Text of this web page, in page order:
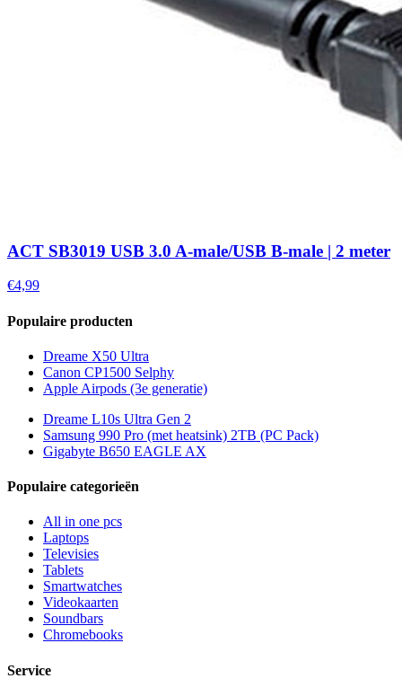
ACT SB3019 USB 3.0 A-male/USB B-male | 2 meter
€4,99
Populaire producten
Dreame X50 Ultra
Canon CP1500 Selphy
Apple Airpods (3e generatie)
Dreame L10s Ultra Gen 2
Samsung 990 Pro (met heatsink) 2TB (PC Pack)
Gigabyte B650 EAGLE AX
Populaire categorieën
All in one pcs
Laptops
Televisies
Tablets
Smartwatches
Videokaarten
Soundbars
Chromebooks
Service